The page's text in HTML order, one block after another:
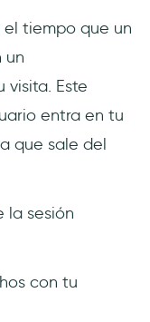
el tiempo que un
un
Este
entra en tu
que sale del
la sesión
con tu